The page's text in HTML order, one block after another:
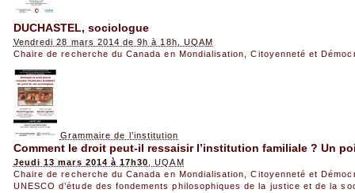
DUCHASTEL, sociologue
Vendredi 28 mars 2014 de 9h à 18h, UQAM
Chaire de recherche du Canada en Mondialisation, Citoyenneté et
Grammaire de l’institution
Comment le droit peut-il ressaisir l’institution familiale ? Un
Jeudi 13 mars 2014 à 17h30
, UQAM
Chaire de recherche du Canada en Mondialisation, Citoyenneté et
UNESCO d’étude des fondements philosophiques de la justice et de la